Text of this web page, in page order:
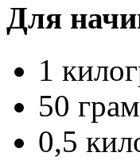
Для
1
50
0,5